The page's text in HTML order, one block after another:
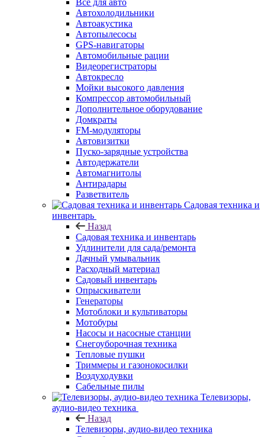
Всё для авто
Автохолодильники
Автоакустика
Автопылесосы
GPS-навигаторы
Автомобильные рации
Видеорегистраторы
Автокресло
Мойки высокого давления
Компрессор автомобильный
Дополнительное оборудование
Домкраты
FM-модуляторы
Автовизитки
Пуско-зарядные устройства
Автодержатели
Автомагнитолы
Антирадары
Разветвитель
Садовая техника и
инвентарь
Назад
Садовая техника и инвентарь
Удлинители для сада/ремонта
Дачный умывальник
Расходный материал
Садовый инвентарь
Опрыскиватели
Генераторы
Мотоблоки и культиваторы
Мотобуры
Насосы и насосные станции
Снегоуборочная техника
Тепловые пушки
Триммеры и газонокосилки
Воздуходувки
Сабельные пилы
Телевизоры,
аудио-видео техника
Назад
Телевизоры, аудио-видео техника